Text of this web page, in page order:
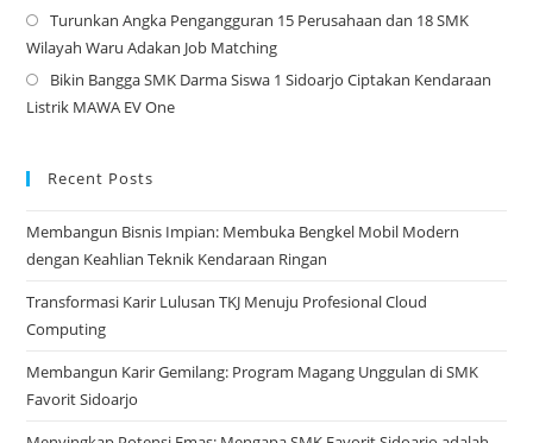
Turunkan Angka Pengangguran 15 Perusahaan dan 18 SMK
Wilayah Waru Adakan Job Matching
Bikin Bangga SMK Darma Siswa 1 Sidoarjo Ciptakan Kendaraan
Listrik MAWA EV One
Recent Posts
Membangun Bisnis Impian: Membuka Bengkel Mobil Modern
dengan Keahlian Teknik Kendaraan Ringan
Transformasi Karir Lulusan TKJ Menuju Profesional Cloud
Computing
Membangun Karir Gemilang: Program Magang Unggulan di SMK
Favorit Sidoarjo